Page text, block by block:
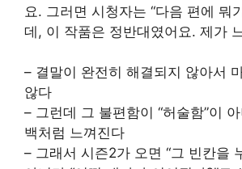
요. 그러면 시청자는 “다음 편에 뭐
데, 이 작품은 정반대였어요. 제가
– 결말이 완전히 해결되지 않아서
않다
– 그런데 그 불편함이 “허술함”이
백처럼 느껴진다
– 그래서 시즌2가 오면 “그 빈칸을